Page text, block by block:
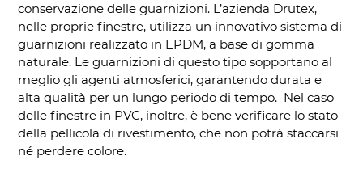
conservazione delle guarnizioni. L’azienda Drutex,
nelle proprie finestre, utilizza un innovativo sistema di
guarnizioni realizzato in EPDM, a base di gomma
naturale. Le guarnizioni di questo tipo sopportano al
meglio gli agenti atmosferici, garantendo durata e
alta qualità per un lungo periodo di tempo. Nel caso
delle finestre in PVC, inoltre, è bene verificare lo stato
della pellicola di rivestimento, che non potrà staccarsi
né perdere colore.